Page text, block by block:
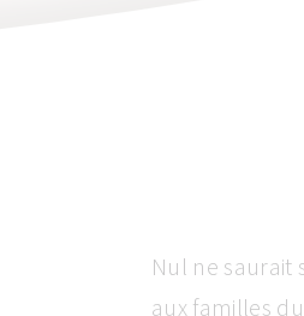
Nul ne saurait
aux familles